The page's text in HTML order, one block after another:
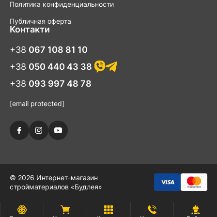
Политика конфиденциальности
Публичная оферта
Контакти
+38 067 108 81 10
+38 050 440 43 38
+38 093 997 48 78
[email protected]
© 2026 Интернет-магазин
стройматериалов «Будлея»